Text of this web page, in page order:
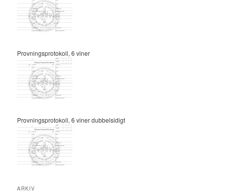
Provningsprotokoll, 6 viner
Provningsprotokoll, 6 viner dubbelsidigt
ARKIV